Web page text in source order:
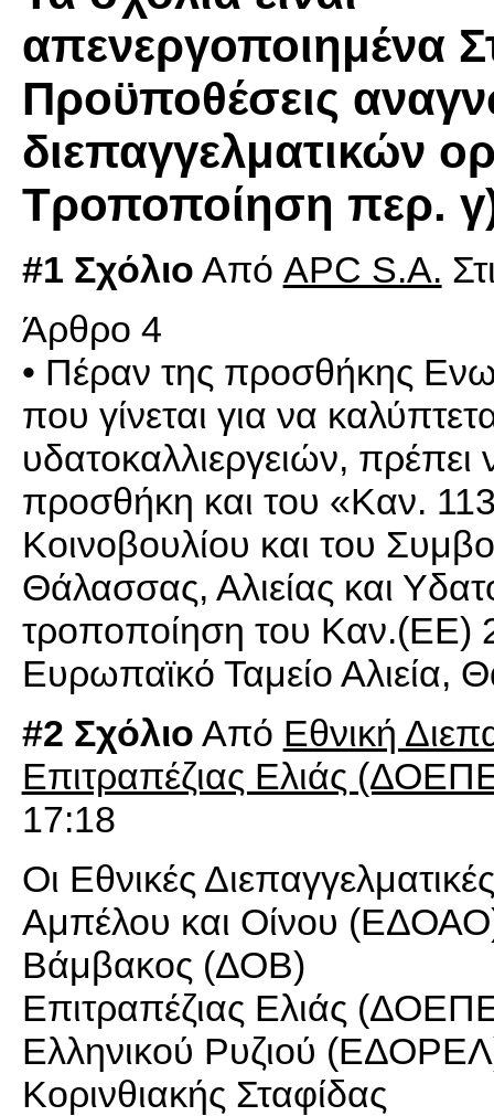
απενεργοποιημένα
Προϋποθέσεις
διεπαγγελματικών
Τροποποίηση περ.
#1 Σχόλιο Από APC S.A.
Άρθρο 4
• Πέραν της προσθήκης
που γίνεται για να
υδατοκαλλιεργειών, πρέπει
προσθήκη και του «Καν.
Κοινοβουλίου και του
Θάλασσας, Αλιείας και
τροποποίηση του Καν.(ΕΕ)
Ευρωπαϊκό Ταμείο Αλιεία,
#2 Σχόλιο Από Εθνική
Επιτραπέζιας Ελιάς
17:18
Οι Εθνικές
Αμπέλου και Οίνου
Βάμβακος (ΔΟΒ)
Επιτραπέζιας Ελιάς
Ελληνικού Ρυζιού
Κορινθιακής Σταφίδας